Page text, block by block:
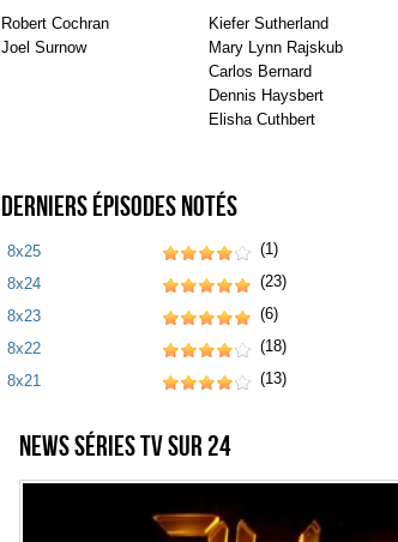
Jorgio
88
Smokeyman
91
92
100
Coutho
Lusitanie
95
Ikkimisaki
Robert Cochran
Joel Surnow
Kiefer Sutherland
Mary Lynn Rajskub
Carlos Bernard
Dennis Haysbert
Elisha Cuthbert
Derniers épisodes notés
8x25
(1)
8x24
(23)
8x23
(6)
8x22
(18)
8x21
(13)
News séries TV sur 24